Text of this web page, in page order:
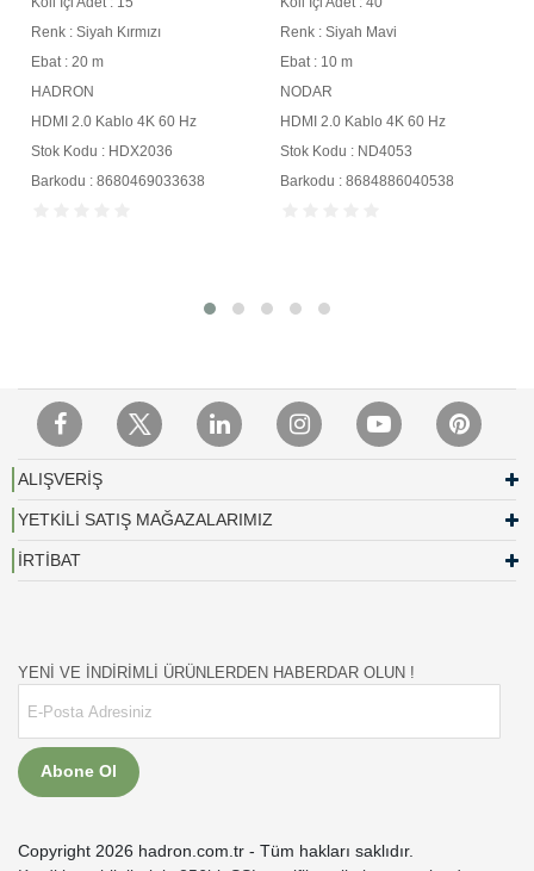
Renk : Siyah Kırmızı
Ebat : 20 m
HADRON
HDMI 2.0 Kablo 4K 60 Hz
Stok Kodu : HDX2036
Barkodu : 8680469033638
Renk : Siyah Mavi
Ebat : 10 m
NODAR
HDMI 2.0 Kablo 4K 60 Hz
Stok Kodu : ND4053
Barkodu : 8684886040538
ALIŞVERİŞ
YETKİLİ SATIŞ MAĞAZALARIMIZ
İRTİBAT
YENİ VE İNDİRİMLİ ÜRÜNLERDEN HABERDAR OLUN !
Abone Ol
Copyright 2026 hadron.com.tr - Tüm hakları saklıdır.